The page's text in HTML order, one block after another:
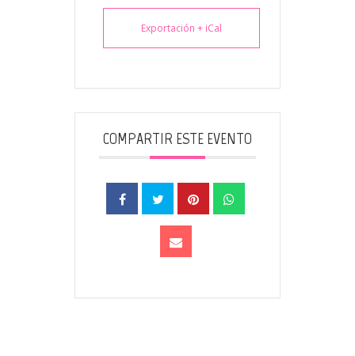
Exportación + iCal
COMPARTIR ESTE EVENTO